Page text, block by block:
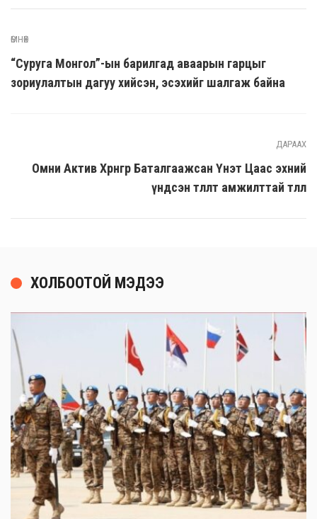
ӨМНӨХ
“Суруга Монгол”-ын барилгад аваарын гарцыг
зориулалтын дагуу хийсэн, эсэхийг шалгаж байна
ДАРААХ
Омни Актив Хөрөнгөөр Баталгаажсан Үнэт Цаас эхний
үндсэн төлөлтөө амжилттай төллөө
ХОЛБООТОЙ МЭДЭЭ